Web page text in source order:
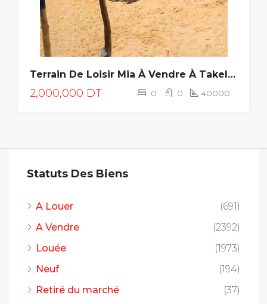
Terrain De Loisir Mia À Vendre À Takelsa
2,000,000 DT 0 0 40000
Statuts Des Biens
A Louer
(691)
A Vendre
(2392)
Louée
(1973)
Neuf
(194)
Retiré du marché
(37)